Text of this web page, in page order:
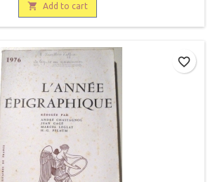
 Add to cart
favorite_border